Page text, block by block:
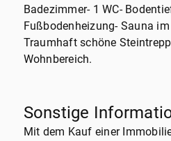
Badezimmer- 1 WC-
Fußbodenheizung- Sauna
Traumhaft schöne
Wohnbereich.
Sonstige
Mit dem Kauf einer